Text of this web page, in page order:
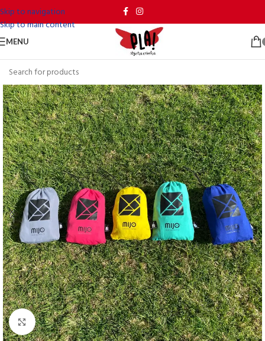
Skip to navigation
Skip to main content
MENU
Click to enlarge